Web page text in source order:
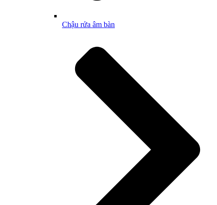
Chậu rửa âm bàn